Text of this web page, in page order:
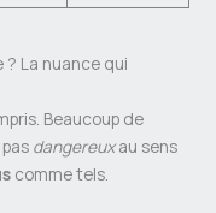
La nuance qui
Beaucoup de
dangereuxau sens
comme tels.